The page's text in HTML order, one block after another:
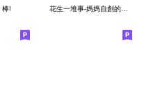
棒! 花生一堆事-媽媽自創的早安圖